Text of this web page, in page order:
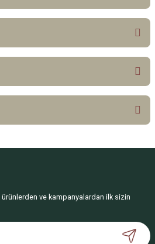
ilk yorumu siz yapın!
henüz soru sorulmamış.
Paylaş
ve kampanyalardan ilk sizin